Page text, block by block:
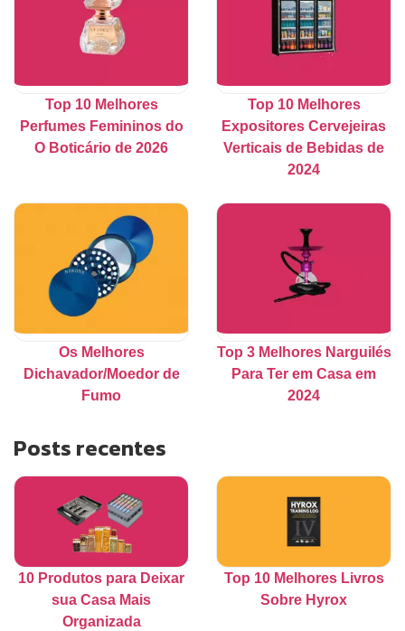
Top 10 Melhores
Perfumes Femininos do
O Boticário de 2026
Top 10 Melhores
Expositores Cervejeiras
Verticais de Bebidas de
2024
Os Melhores
Dichavador/Moedor de
Fumo
Top 3 Melhores Narguilés
Para Ter em Casa em
2024
Posts recentes
10 Produtos para Deixar
sua Casa Mais
Organizada
Top 10 Melhores Livros
Sobre Hyrox